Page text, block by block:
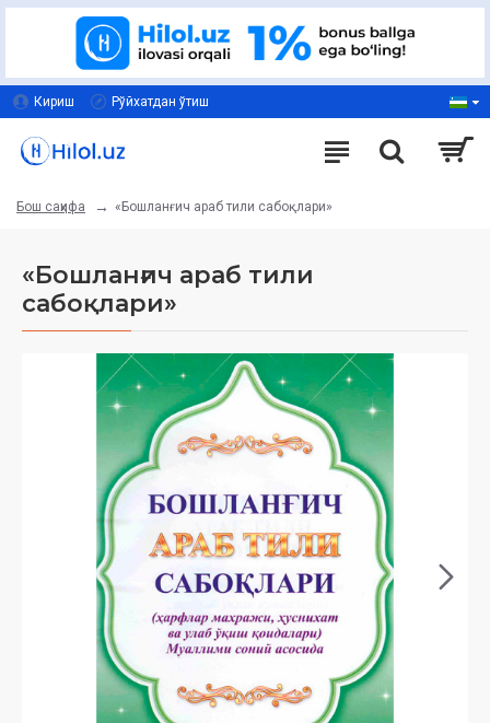
Кириш Рўйхатдан ўтиш
Бош саҳифа «Бошланғич араб тили сабоқлари»
«Бошланғич араб тили
сабоқлари»